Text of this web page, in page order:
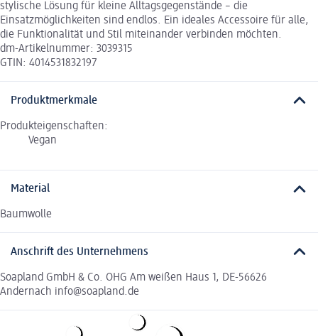
stylische Lösung für kleine Alltagsgegenstände – die
Einsatzmöglichkeiten sind endlos. Ein ideales Accessoire für alle,
die Funktionalität und Stil miteinander verbinden möchten.
dm-Artikelnummer: 3039315
GTIN: 4014531832197
Produktmerkmale
Produkteigenschaften:
Vegan
Material
Baumwolle
Anschrift des Unternehmens
Soapland GmbH & Co. OHG Am weißen Haus 1, DE-56626
Andernach info@soapland.de